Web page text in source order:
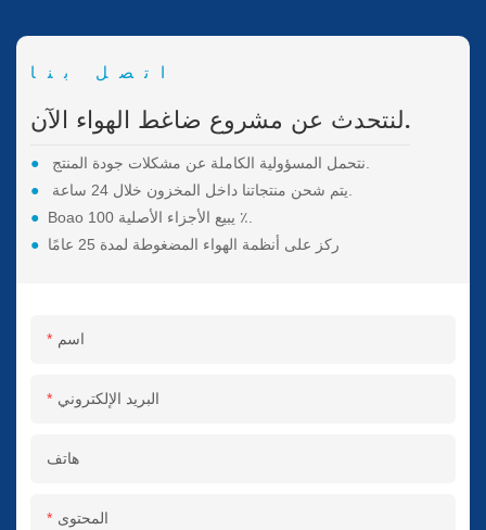
اتصل بنا
لنتحدث عن مشروع ضاغط الهواء الآن.
●
●
●
Boao يبيع الأجزاء الأصلية 100 ٪.
●
ركز على أنظمة الهواء المضغوطة لمدة 25 عامًا
اسم
البريد الإلكتروني
هاتف
المحتوى